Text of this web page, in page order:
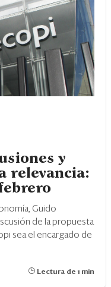
y
relevancia:
Guido
de la propuesta
sea el encargado de
Lectura de 1 min